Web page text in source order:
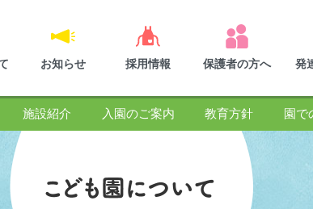
施設紹介 入園のご案内 教育方針 園で
お知らせ 採用情報 保護者の方へ 発